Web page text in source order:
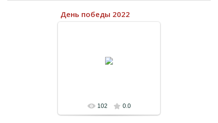
РОДИТЕЛЯМ
День победы 2022
102 0.0